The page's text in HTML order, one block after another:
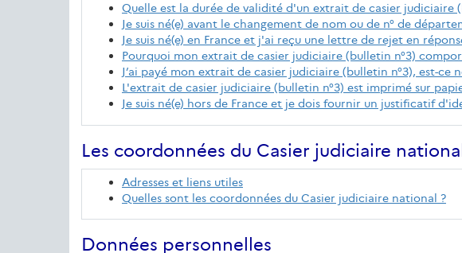
Quelle est la durée de validité d'un extrait de casier judiciaire
Je suis né(e) avant le changement de nom ou de n° de
Je suis né(e) en France et j'ai reçu une lettre de rejet en
Pourquoi mon extrait de casier judiciaire (bulletin n°3)
J’ai payé mon extrait de casier judiciaire (bulletin n°3), est-ce
L'extrait de casier judiciaire (bulletin n°3) est imprimé sur
Je suis né(e) hors de France et je dois fournir un justificatif
Les coordonnées du Casier judiciaire
Adresses et liens utiles
Quelles sont les coordonnées du Casier judiciaire national ?
Données personnelles